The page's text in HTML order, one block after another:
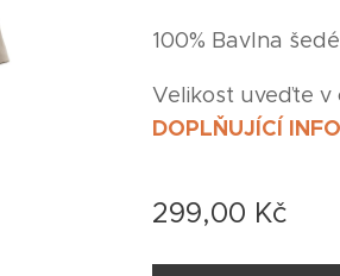
100% Bavlna
Velikost uveďte
DOPLŇUJÍCÍ
299,00 Kč